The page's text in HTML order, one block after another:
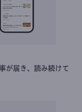
が届き、読み続けて